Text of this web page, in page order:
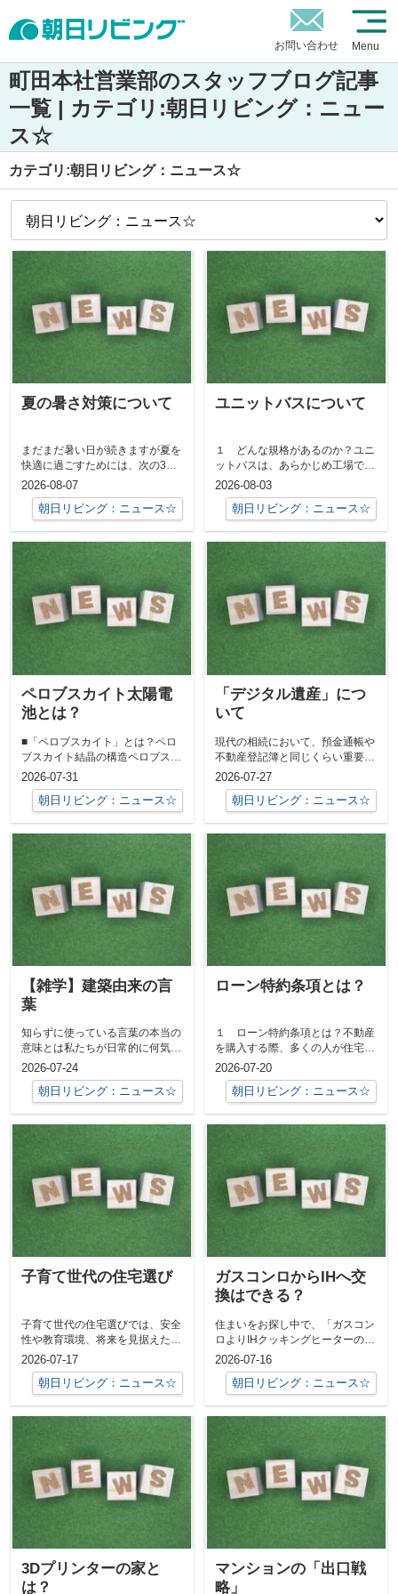
お問い合わせ Menu
町田本社営業部のスタッフブログ記事
一覧 | カテゴリ:朝日リビング：ニュー
ス☆
カテゴリ:朝日リビング：ニュース☆
夏の暑さ対策について
まだまだ暑い日が続きますが夏を
快適に過ごすためには、次の3つ
が基本です。・窓からの日差しを
遮る・室内...
2026-08-07
朝日リビング：ニュース☆
ユニットバスについて
１ どんな規格があるのか？ユニ
ットバスは、あらかじめ工場で製
造された浴槽・壁・床・天井など
のパーツを...
2026-08-03
朝日リビング：ニュース☆
ペロブスカイト太陽電
池とは？
■「ペロブスカイト」とは？ペロ
ブスカイト結晶の構造ペロブスカ
イト（perovskite）とは、灰チ
タ...
2026-07-31
朝日リビング：ニュース☆
「デジタル遺産」につ
いて
現代の相続において、預金通帳や
不動産登記簿と同じくらい重要、
かつ厄介なのが「デジタル遺産」
です。故人...
2026-07-27
朝日リビング：ニュース☆
【雑学】建築由来の言
葉
知らずに使っている言葉の本当の
意味とは私たちが日常的に何気な
く使っている言葉の中には、実は
「建築」や...
2026-07-24
朝日リビング：ニュース☆
ローン特約条項とは？
１ ローン特約条項とは？不動産
を購入する際、多くの人が住宅ロ
ーンを利用します。しかし、売買
契約を締結...
2026-07-20
朝日リビング：ニュース☆
子育て世代の住宅選び
子育て世代の住宅選びでは、安全
性や教育環境、将来を見据えた間
取り、交通アクセス、周辺環境の
充実度など...
2026-07-17
朝日リビング：ニュース☆
ガスコンロからIHへ交
換はできる？
住まいをお探し中で、「ガスコン
ロよりIHクッキングヒーターの方
がいい」という希望の方がいらっ
しゃいま...
2026-07-16
朝日リビング：ニュース☆
3Dプリンターの家と
は？
マンションの「出口戦
略」